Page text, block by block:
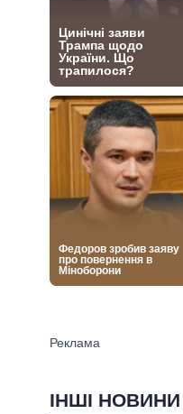
ІНШІ